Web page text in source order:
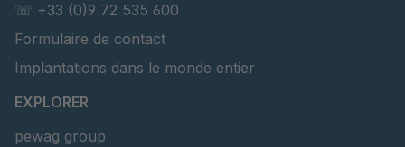
☏ +33 (0)9 72 535 600
Formulaire de contact
Implantations dans le monde entier
EXPLORER
pewag group